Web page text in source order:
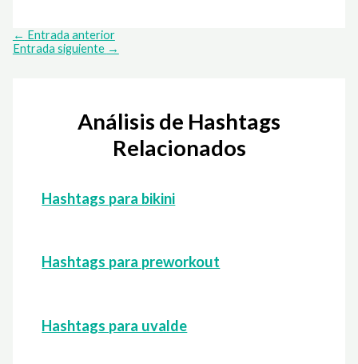
← Entrada anterior
Entrada siguiente →
Análisis de Hashtags
Relacionados
Hashtags para bikini
Hashtags para preworkout
Hashtags para uvalde